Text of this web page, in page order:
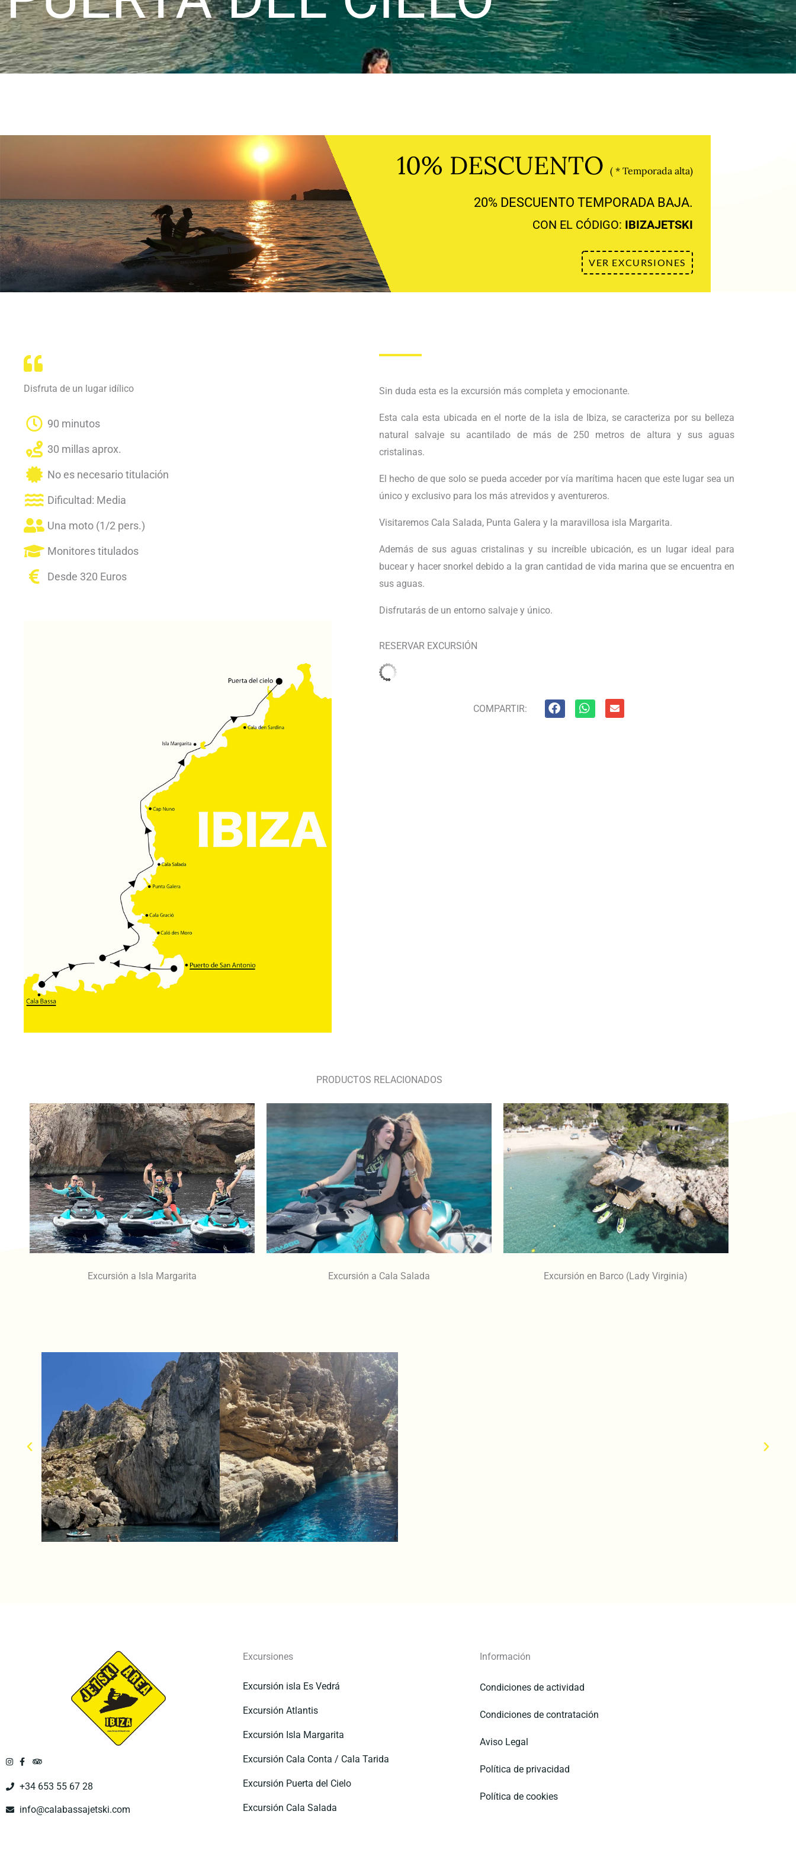
10% DESCUENTO ( * Temporada alta)
20% DESCUENTO TEMPORADA BAJA.
CON EL CÓDIGO: IBIZAJETSKI
VER EXCURSIONES
Disfruta de un lugar idílico
90 minutos
30 millas aprox.
No es necesario titulación
Dificultad: Media
Una moto (1/2 pers.)
Monitores titulados
Desde 320 Euros
Sin duda esta es la excursión más completa y emocionante.
Esta cala esta ubicada en el norte de la isla de Ibiza, se caracteriza por su belleza
natural salvaje su acantilado de más de 250 metros de altura y sus aguas
cristalinas.
El hecho de que solo se pueda acceder por vía marítima hacen que este lugar sea un
único y exclusivo para los más atrevidos y aventureros.
Visitaremos Cala Salada, Punta Galera y la maravillosa isla Margarita.
Además de sus aguas cristalinas y su increíble ubicación, es un lugar ideal para
bucear y hacer snorkel debido a la gran cantidad de vida marina que se encuentra en
sus aguas.
Disfrutarás de un entorno salvaje y único.
RESERVAR EXCURSIÓN
COMPARTIR:
E
n
PRODUCTOS RELACIONADOS
Excursión a Isla Margarita Excursión a Cala Salada Excursión en Barco (Lady Virginia)
+34 653 55 67 28
info@calabassajetski.com
Excursiones
Excursión isla Es Vedrá
Excursión Atlantis
Excursión Isla Margarita
Excursión Cala Conta / Cala Tarida
Excursión Puerta del Cielo
Excursión Cala Salada
Información
Condiciones de actividad
Condiciones de contratación
Aviso Legal
Política de privacidad
Política de cookies